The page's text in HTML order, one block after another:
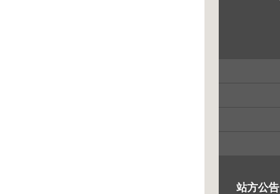
站方公告